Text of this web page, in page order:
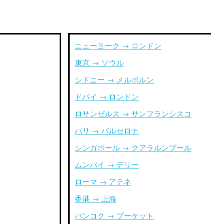
ニューヨーク → ロンドン
東京 → ソウル
シドニー → メルボルン
ドバイ → ロンドン
ロサンゼルス → サンフランシスコ
パリ → バルセロナ
シンガポール → クアラルンプール
ムンバイ → デリー
ローマ → アテネ
香港 → 上海
バンコク → プーケット